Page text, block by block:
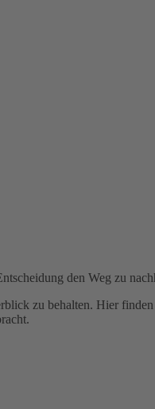
den Weg zu
zu behalten. Hier